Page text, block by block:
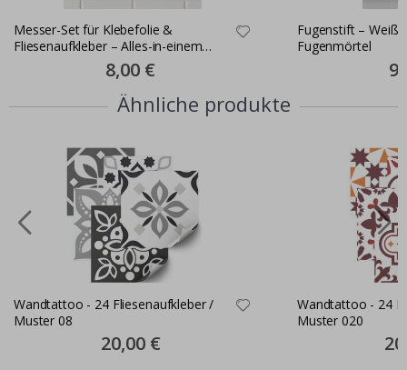
Messer-Set für Klebefolie &
Fliesenaufkleber – Alles-in-einem
Special
Price
8,00 €
Fugenstift –
Fugenmörtel
Ähnliche produkte
Wandtattoo - 24 Fliesenaufkleber /
Muster 08
Special
Price
20,00 €
Wandtattoo - 24
Muster 020